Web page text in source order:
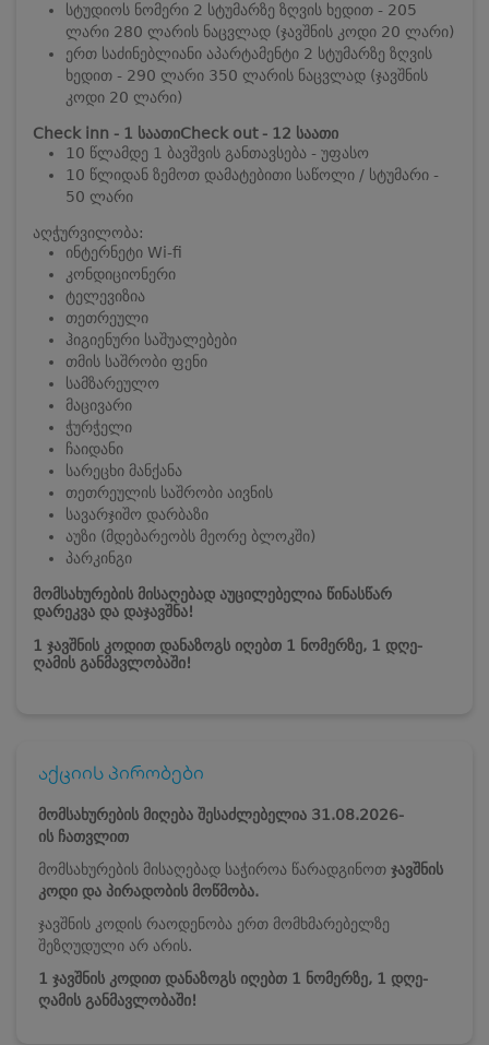
სტუდიოს ნომერი 2 სტუმარზე ზღვის ხედით - 205
ლარი 280 ლარის ნაცვლად (ჯავშნის კოდი 20 ლარი)
ერთ საძინებლიანი აპარტამენტი 2 სტუმარზე ზღვის
ხედით - 290 ლარი 350 ლარის ნაცვლად (ჯავშნის
კოდი 20 ლარი)
Check inn - 1 საათიCheck out - 12 საათი
10 წლამდე 1 ბავშვის განთავსება - უფასო
10 წლიდან ზემოთ დამატებითი საწოლი / სტუმარი -
50 ლარი
აღჭურვილობა:
ინტერნეტი Wi-fi
კონდიციონერი
ტელევიზია
თეთრეული
ჰიგიენური საშუალებები
თმის საშრობი ფენი
სამზარეულო
მაცივარი
ჭურჭელი
ჩაიდანი
სარეცხი მანქანა
თეთრეულის საშრობი აივნის
სავარჯიშო დარბაზი
აუზი (მდებარეობს მეორე ბლოკში)
პარკინგი
მომსახურების მისაღებად აუცილებელია წინასწარ
დარეკვა და დაჯავშნა!
1 ჯავშნის კოდით დანაზოგს იღებთ 1 ნომერზე, 1 დღე-
ღამის განმავლობაში!
აქციის პირობები
მომსახურების მიღება შესაძლებელია 31.08.2026-
ის ჩათვლით
მომსახურების მისაღებად საჭიროა წარადგინოთ ჯავშნის
კოდი და პირადობის მოწმობა.
ჯავშნის კოდის რაოდენობა ერთ მომხმარებელზე
შეზღუდული არ არის.
1 ჯავშნის კოდით დანაზოგს იღებთ 1 ნომერზე, 1 დღე-
ღამის განმავლობაში!